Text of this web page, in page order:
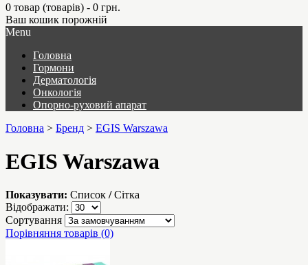
0 товар (товарів) - 0 грн.
Ваш кошик порожній
Menu
Головна
Гормони
Дерматологія
Онкологія
Опорно-руховий апарат
Головна > Бренд > EGIS Warszawa
EGIS Warszawa
Показувати: Список / Сітка
Відображати:
Сортування
Порівняння товарів (0)